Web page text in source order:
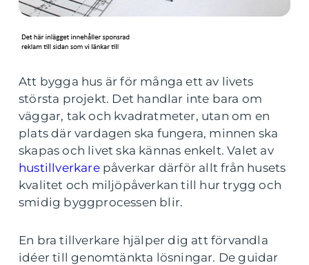
Att bygga hus är för många ett av livets
största projekt. Det handlar inte bara om
väggar, tak och kvadratmeter, utan om en
plats där vardagen ska fungera, minnen ska
skapas och livet ska kännas enkelt. Valet av
hustillverkarepåverkar därför allt från husets
kvalitet och miljöpåverkan till hur trygg och
smidig byggprocessen blir.
En bra tillverkare hjälper dig att förvandla
idéer till genomtänkta lösningar. De guidar